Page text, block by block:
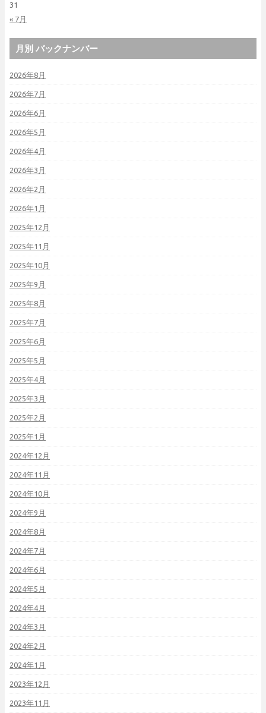
« 7月
31
月別 バックナンバー
2026年8月
2026年7月
2026年6月
2026年5月
2026年4月
2026年3月
2026年2月
2026年1月
2025年12月
2025年11月
2025年10月
2025年9月
2025年8月
2025年7月
2025年6月
2025年5月
2025年4月
2025年3月
2025年2月
2025年1月
2024年12月
2024年11月
2024年10月
2024年9月
2024年8月
2024年7月
2024年6月
2024年5月
2024年4月
2024年3月
2024年2月
2024年1月
2023年12月
2023年11月